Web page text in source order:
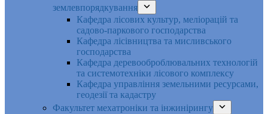
землевпорядкування
Кафедра лісових культур, меліорацій та
садово-паркового господарства
Кафедра лісівництва та мисливського
господарства
Кафедра деревооброблювальних технологій
та системотехніки лісового комплексу
Кафедра управління земельними ресурсами,
геодезії та кадастру
Факультет мехатроніки та інжинірингу